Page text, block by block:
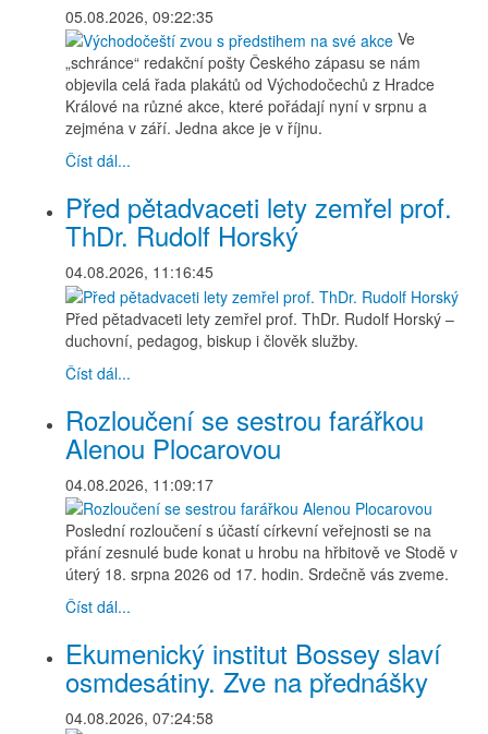
05.08.2026, 09:22:35
Ve
„schránce“ redakční pošty Českého zápasu se nám
objevila celá řada plakátů od Východočechů z Hradce
Králové na různé akce, které pořádají nyní v srpnu a
zejména v září. Jedna akce je v říjnu.
Číst dál...
Před pětadvaceti lety zemřel prof.
ThDr. Rudolf Horský
04.08.2026, 11:16:45
Před pětadvaceti lety zemřel prof. ThDr. Rudolf Horský –
duchovní, pedagog, biskup i člověk služby.
Číst dál...
Rozloučení se sestrou farářkou
Alenou Plocarovou
04.08.2026, 11:09:17
Poslední rozloučení s účastí církevní veřejnosti se na
přání zesnulé bude konat u hrobu na hřbitově ve Stodě v
úterý 18. srpna 2026 od 17. hodin. Srdečně vás zveme.
Číst dál...
Ekumenický institut Bossey slaví
osmdesátiny. Zve na přednášky
04.08.2026, 07:24:58